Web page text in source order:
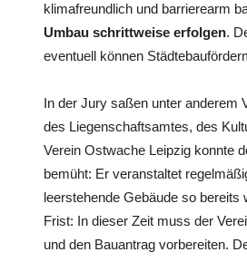
klimafreundlich und barrierearm
Umbau schrittweise erfolgen.
eventuell können
In der Jury saßen unter anderem
des Liegenschaftsamtes, des
Verein Ostwache Leipzig konnte
bemüht: Er veranstaltet
leerstehende Gebäude so
Frist: In dieser Zeit muss der
und den Bauantrag vorbereiten.